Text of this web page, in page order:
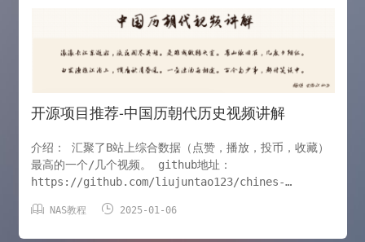
开源项目推荐-中国历朝代历史视频讲解
介绍： 汇聚了B站上综合数据（点赞，播放，投币，收藏）
最高的一个/几个视频。 github地址：
https://github.com/liujuntao123/chines-
https://historyline.19921014.xyz/ 预览图： 三皇
NAS教程  2025-01-06